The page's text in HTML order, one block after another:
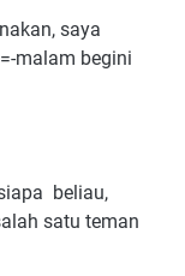
saya
malam begini
beliau,
satu teman